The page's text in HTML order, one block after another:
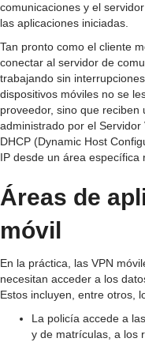
comunicaciones y el
las aplicaciones iniciadas.
Tan pronto como el cliente
conectar al servidor de
trabajando sin
dispositivos móviles no se
proveedor, sino que reciben
administrado por el
DHCP (Dynamic Host
IP desde un área específica
Áreas de
móvil
En la práctica, las VPN
necesitan acceder a los
Estos incluyen, entre otros,
La policía accede a
y de matrículas, a los